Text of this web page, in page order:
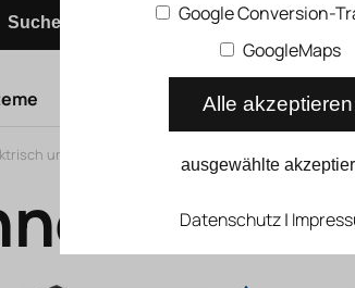
Suchen
Druckluftsysteme
und pneumatisch betätigte Wegeventile
Google Conversion-
GoogleMaps
Alle akzeptieren
ausgewählte
Datenschutz|